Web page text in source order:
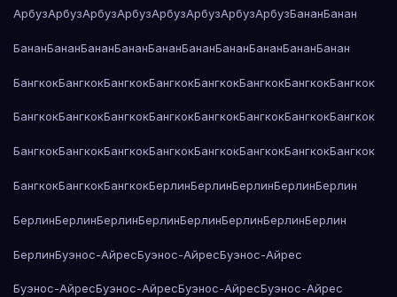
АрбузАрбузАрбузАрбузАрбузАрбузАрбузАрбузБананБанан
БананБананБананБананБананБананБананБананБананБанан
БангкокБангкокБангкокБангкокБангкокБангкокБангкокБангкок
БангкокБангкокБангкокБангкокБангкокБангкокБангкокБангкок
БангкокБангкокБангкокБангкокБангкокБангкокБангкокБангкок
БангкокБангкокБангкокБерлинБерлинБерлинБерлинБерлин
БерлинБерлинБерлинБерлинБерлинБерлинБерлинБерлин
БерлинБуэнос-АйресБуэнос-АйресБуэнос-Айрес
Буэнос-АйресБуэнос-АйресБуэнос-АйресБуэнос-Айрес